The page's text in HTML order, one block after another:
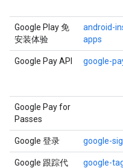
Google Play 免
安装体验
android-
apps
Google Pay API google-
Google Pay for
Passes
Google 登录 google-
Google 跟踪代
google-